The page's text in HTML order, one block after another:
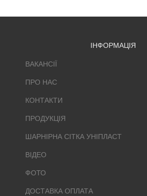
ІНФОРМАЦІЯ
ВАКАНСІЇ
ПРО НАС
КОНТАКТИ
ПРОДУКЦІЯ
ШАРНІРНА СІТКА УНІПЛАСТ
ВІДЕО
ФОТО
ДОСТАВКА ОПЛАТА